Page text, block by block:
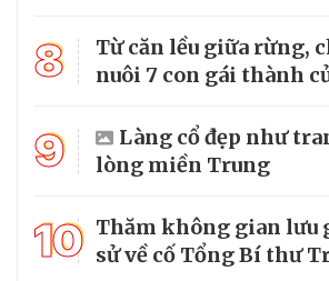
8
Từ căn lều giữa rừng,
nuôi 7 con gái thành
9
Làng cổ đẹp như
lòng miền Trung
10 Thăm không gian lưu
sử về cố Tổng Bí thư